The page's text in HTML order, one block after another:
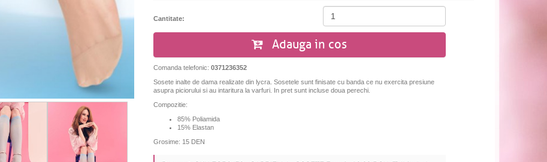
Cantitate:
Adauga in cos
Comanda telefonic: 0371236352
Sosete inalte de dama realizate din lycra. Sosetele sunt finisate cu banda ce nu exercita presiune
asupra piciorului si au intaritura la varfuri. In pret sunt incluse doua perechi.
Compozitie:
85% Poliamida
15% Elastan
Grosime: 15 DEN